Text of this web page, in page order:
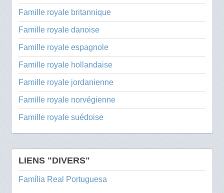
Famille royale britannique
Famille royale danoise
Famille royale espagnole
Famille royale hollandaise
Famille royale jordanienne
Famille royale norvégienne
Famille royale suédoise
LIENS "DIVERS"
Família Real Portuguesa